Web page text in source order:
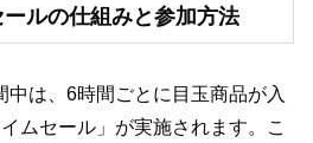
ルの仕組みと参加方法
中は、6時間ごとに目玉商品が入
ムセール」が実施されます。こ